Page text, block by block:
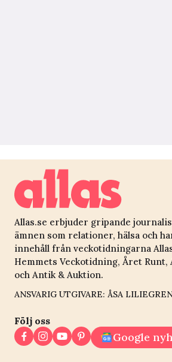
Allas.se erbjuder gripande
ämnen som relationer, hälsa och
innehåll från veckotidningarna
Hemmets Veckotidning, Året Runt,
och Antik & Auktion.
ANSVARIG UTGIVARE: ÅSA
Följ oss
Google